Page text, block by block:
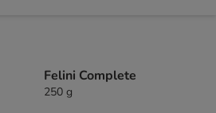
Felini Complete
250 g